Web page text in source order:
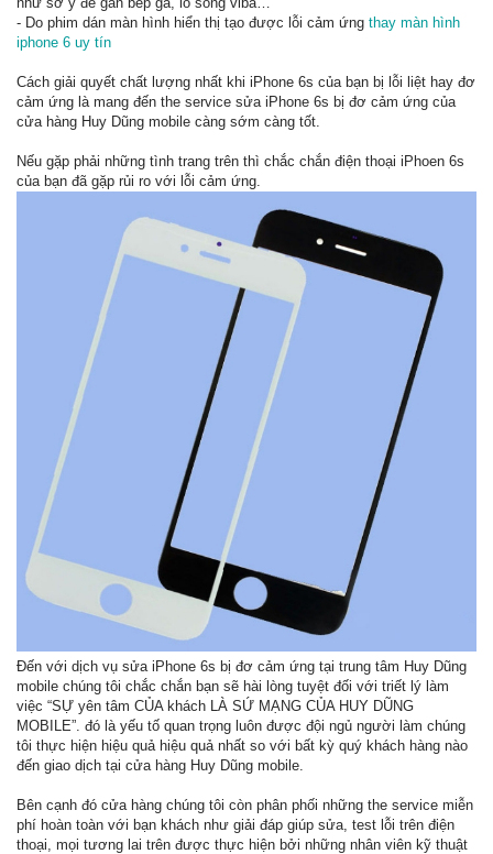
- Do phim dán màn hình hiển thị tạo được lỗi cảm ứng thay màn hình
iphone 6 uy tín
Cách giải quyết chất lượng nhất khi iPhone 6s của bạn bị lỗi liệt hay đơ
cảm ứng là mang đến the service sửa iPhone 6s bị đơ cảm ứng của
cửa hàng Huy Dũng mobile càng sớm càng tốt.
Nếu gặp phải những tình trang trên thì chắc chắn điện thoại iPhoen 6s
của bạn đã gặp rủi ro với lỗi cảm ứng.
Đến với dịch vụ sửa iPhone 6s bị đơ cảm ứng tại trung tâm Huy Dũng
mobile chúng tôi chắc chắn bạn sẽ hài lòng tuyệt đối với triết lý làm
việc “SỰ yên tâm CỦA khách LÀ SỨ MẠNG CỦA HUY DŨNG
MOBILE”. đó là yếu tố quan trọng luôn được đội ngủ người làm chúng
tôi thực hiện hiệu quả hiệu quả nhất so với bất kỳ quý khách hàng nào
đến giao dịch tại cửa hàng Huy Dũng mobile.
Bên cạnh đó cửa hàng chúng tôi còn phân phối những the service miễn
phí hoàn toàn với bạn khách như giải đáp giúp sửa, test lỗi trên điện
thoại, mọi tương lai trên được thực hiện bởi những nhân viên kỹ thuật